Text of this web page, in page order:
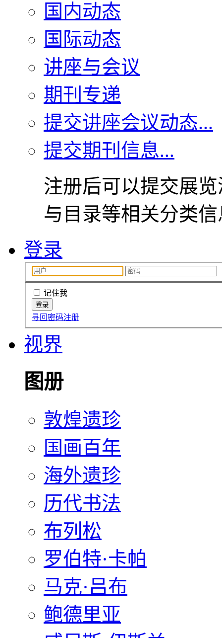
国内动态
国际动态
讲座与会议
期刊专递
提交讲座会议动态...
提交期刊信息...
注册后可以提交展
与目录等相关分类
登录
记住我
寻回密码注册
视界
图册
敦煌遗珍
国画百年
海外遗珍
历代书法
布列松
罗伯特·卡帕
马克·吕布
鲍德里亚